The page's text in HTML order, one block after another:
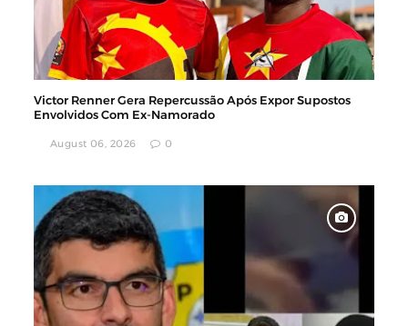
Victor Renner Gera Repercussão Após Expor Supostos
Envolvidos Com Ex-Namorado
August 06, 2026 0